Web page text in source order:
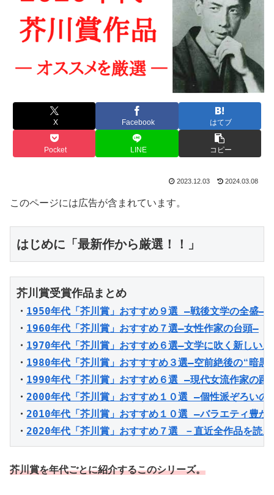
X Facebook はてブ
Pocket LINE コピー
2023.12.03 2024.03.08
このページには広告が含まれています。
はじめに「最新作から厳選！！」
・ 1950年代「芥川賞」おすすめ９選 ―戦後文学の全盛―
・ 1960年代「芥川賞」おすすめ７選―女性作家の台頭―
・ 1970年代「芥川賞」おすすめ６選―文学に吹く新しい
・ 1980年代「芥川賞」おすすすめ３選―空前絶後の❝暗黒
・ 1990年代「芥川賞」おすすめ６選 ―現代女流作家の躍
・ 2000年代「芥川賞」おすすめ１０選 ―個性派ぞろいの
・ 2010年代「芥川賞」おすすめ１０選 ―バラエティ豊か
・ 2020年代「芥川賞」おすすめ７選 －直近全作品を読
芥川賞を年代ごとに紹介するこのシリーズ。